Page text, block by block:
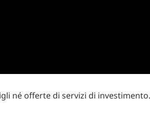
né offerte di servizi di investimento.